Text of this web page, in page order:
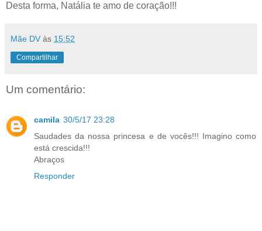
Desta forma, Natália te amo de coração!!!
Mãe DV às 15:52
Compartilhar
Um comentário:
camila 30/5/17 23:28
Saudades da nossa princesa e de vocês!!! Imagino como
está crescida!!!
Abraços
Responder